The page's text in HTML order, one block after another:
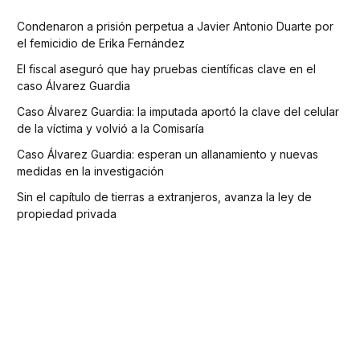
Condenaron a prisión perpetua a Javier Antonio Duarte por
el femicidio de Erika Fernández
El fiscal aseguró que hay pruebas científicas clave en el
caso Álvarez Guardia
Caso Álvarez Guardia: la imputada aportó la clave del celular
de la víctima y volvió a la Comisaría
Caso Álvarez Guardia: esperan un allanamiento y nuevas
medidas en la investigación
Sin el capítulo de tierras a extranjeros, avanza la ley de
propiedad privada